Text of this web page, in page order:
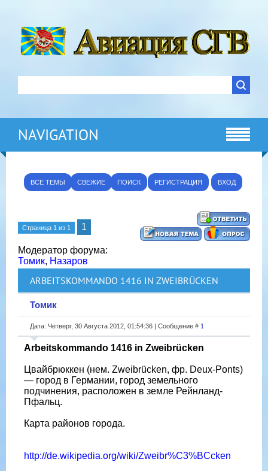
NAVIGATION
ВСЕ ТЕМЫ СВЕЖИЕ ПОИСК РЕГИСТРАЦИЯ ВХОД
Страница 1 из 1 1
Модератор форума:
Томик, Назаров
ARBEITSKOMMANDO 1416 IN ZWEIBRÜCKEN
Томик
Дата: Четверг, 30 Августа 2012, 01:54:36 | Сообщение # 1
Arbeitskommando 1416 in Zweibrücken
Цвайбрюккен (нем. Zweibrücken, фр. Deux-Ponts)
— город в Германии, город земельного
подчинения, расположен в земле Рейнланд-
Пфальц.
Карта районов города.
http://de.wikipedia.org/wiki/Zweibr%C3%BCcken